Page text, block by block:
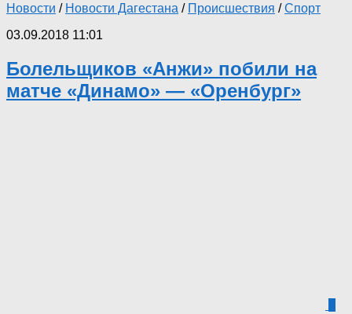
Новости / Новости Дагестана / Происшествия /Спорт
03.09.2018 11:01
Болельщиков «Анжи» побили на
матче «Динамо» — «Оренбург»